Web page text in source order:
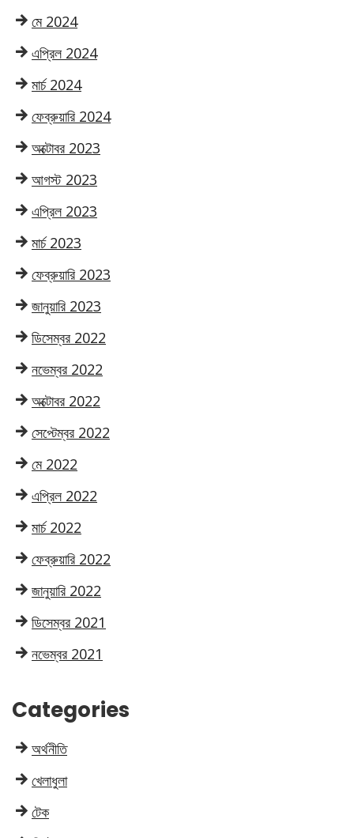
মে 2024
এপ্রিল 2024
মার্চ 2024
ফেব্রুয়ারি 2024
অক্টোবর 2023
আগস্ট 2023
এপ্রিল 2023
মার্চ 2023
ফেব্রুয়ারি 2023
জানুয়ারি 2023
ডিসেম্বর 2022
নভেম্বর 2022
অক্টোবর 2022
সেপ্টেম্বর 2022
মে 2022
এপ্রিল 2022
মার্চ 2022
ফেব্রুয়ারি 2022
জানুয়ারি 2022
ডিসেম্বর 2021
নভেম্বর 2021
Categories
অর্থনীতি
খেলাধুলা
টেক